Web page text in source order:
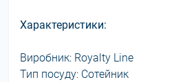
Характеристики:
Виробник: Royalty Line
Тип посуду: Сотейник